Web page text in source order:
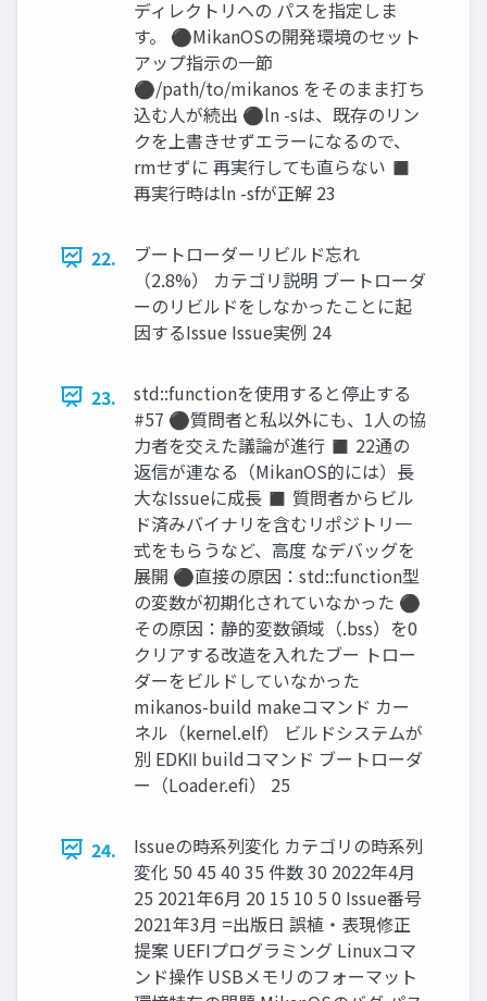
ディレクトリへの パスを指定しま
す。 ⚫MikanOSの開発環境のセット
アップ指示の一節
⚫/path/to/mikanos をそのまま打ち
込む人が続出 ⚫ln -sは、既存のリン
クを上書きせずエラーになるので、
rmせずに 再実行しても直らない ◼
再実行時はln -sfが正解 23
22.
ブートローダーリビルド忘れ
（2.8%） カテゴリ説明 ブートローダ
ーのリビルドをしなかったことに起
因するIssue Issue実例 24
23.
std::functionを使用すると停止する
#57 ⚫質問者と私以外にも、1人の協
力者を交えた議論が進行 ◼ 22通の
返信が連なる（MikanOS的には）長
大なIssueに成長 ◼ 質問者からビル
ド済みバイナリを含むリポジトリ一
式をもらうなど、高度 なデバッグを
展開 ⚫直接の原因：std::function型
の変数が初期化されていなかった ⚫
その原因：静的変数領域（.bss）を0
クリアする改造を入れたブー トロー
ダーをビルドしていなかった
mikanos-build makeコマンド カー
ネル（kernel.elf） ビルドシステムが
別 EDKⅡ buildコマンド ブートローダ
ー（Loader.efi） 25
24.
Issueの時系列変化 カテゴリの時系列
変化 50 45 40 35 件数 30 2022年4月
25 2021年6月 20 15 10 5 0 Issue番号
2021年3月 =出版日 誤植・表現修正
提案 UEFIプログラミング Linuxコマ
ンド操作 USBメモリのフォーマット